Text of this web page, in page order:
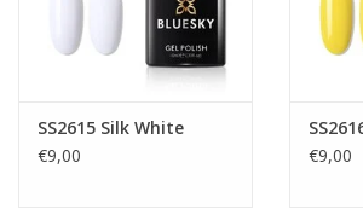
SS2615 Silk White
€9,00
€9,00